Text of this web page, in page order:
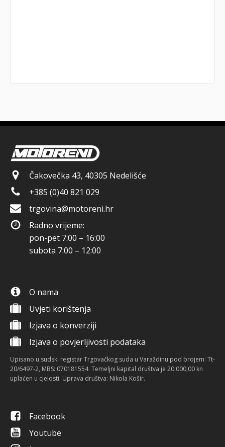
Čakovečka 43, 40305 Nedelišće
+385 (0)40 821 029
trgovina@motoreni.hr
Radno vrijeme:
pon-pet 7:00 – 16:00
subota 7:00 – 12:00
O nama
Uvjeti korištenja
Izjava o konverziji
Izjava o povjerljivosti podataka
Upisano u sudski registar Trgovačkog suda u Varaždinu pod brojem: Tt-
20/6497-2, MBS: 070181554. Temeljni kapital društva je 20.000,00 kn
uplaćen u cjelosti. Uprava društva: Nikola Košir.
Facebook
Youtube